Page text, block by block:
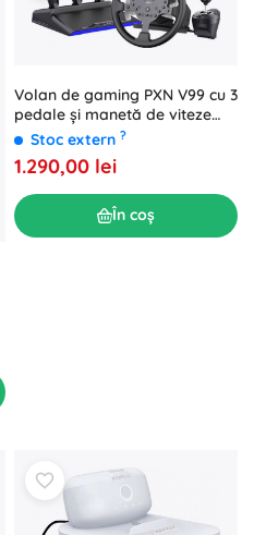
Volan de gaming PXN V99 cu 3
pedale și manetă de viteze
(PC, PS3, PS4, Xbox One,
Stoc extern ?
1.290,00 lei
În coș